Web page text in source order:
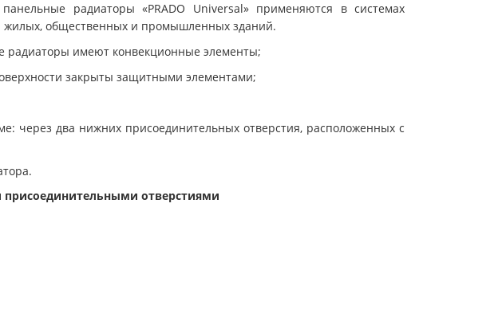
радиаторы «PRADO Universal» применяются в системах
жилых, общественных и промышленных зданий.
радиаторы имеют конвекционные элементы;
закрыты защитными элементами;
через два нижних присоединительных отверстия, расположенных с
отверстиями